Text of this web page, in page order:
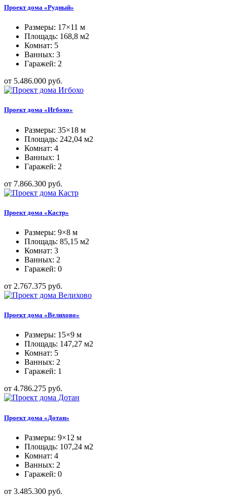
Проект дома «Рудный»
Размеры: 17×11 м
Площадь: 168,8 м2
Комнат: 5
Ванных: 3
Гаражей: 2
от 5.486.000 руб.
Проект дома «Игбохо»
Размеры: 35×18 м
Площадь: 242,04 м2
Комнат: 4
Ванных: 1
Гаражей: 2
от 7.866.300 руб.
Проект дома «Кастр»
Размеры: 9×8 м
Площадь: 85,15 м2
Комнат: 3
Ванных: 2
Гаражей: 0
от 2.767.375 руб.
Проект дома «Велихово»
Размеры: 15×9 м
Площадь: 147,27 м2
Комнат: 5
Ванных: 2
Гаражей: 1
от 4.786.275 руб.
Проект дома «Дотан»
Размеры: 9×12 м
Площадь: 107,24 м2
Комнат: 4
Ванных: 2
Гаражей: 0
от 3.485.300 руб.